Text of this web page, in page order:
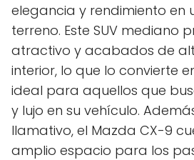
elegancia y rendimiento en
terreno. Este SUV mediano
atractivo y acabados de
interior, lo que lo convierte
ideal para aquellos que
y lujo en su vehículo.
llamativo, el Mazda CX-9
amplio espacio para los